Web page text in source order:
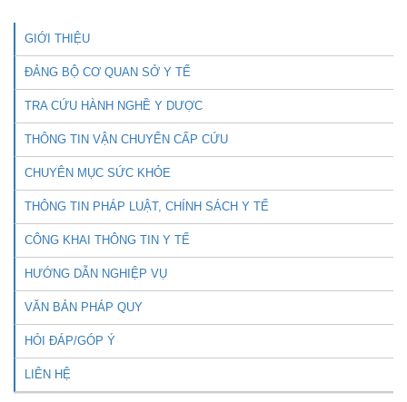
GIỚI THIỆU
ĐẢNG BỘ CƠ QUAN SỞ Y TẾ
TRA CỨU HÀNH NGHỀ Y DƯỢC
THÔNG TIN VẬN CHUYỂN CẤP CỨU
CHUYÊN MỤC SỨC KHỎE
THÔNG TIN PHÁP LUẬT, CHÍNH SÁCH Y TẾ
CÔNG KHAI THÔNG TIN Y TẾ
HƯỚNG DẪN NGHIỆP VỤ
VĂN BẢN PHÁP QUY
HỎI ĐÁP/GÓP Ý
LIÊN HỆ